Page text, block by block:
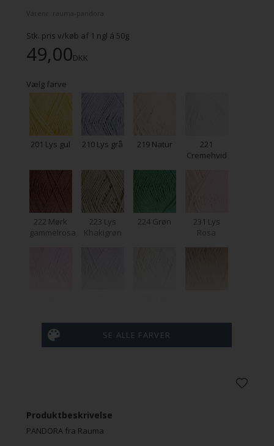
rauma-pandora
Stk. pris v/køb af 1 ngl á 50g
49,00DKK
Vælg farve
201 Lys gul 210 Lys grå 219 Natur
221
Cremehvid
222 Mørk
gammelrosa
223 Lys
Khakigrøn
224 Grøn
231 Lys
Rosa
SE ALLE FARVER
Produktbeskrivelse
PANDORA fra Rauma